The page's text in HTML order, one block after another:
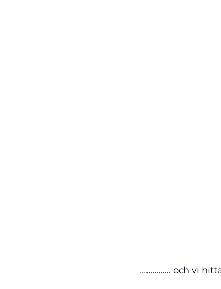
……………. och vi